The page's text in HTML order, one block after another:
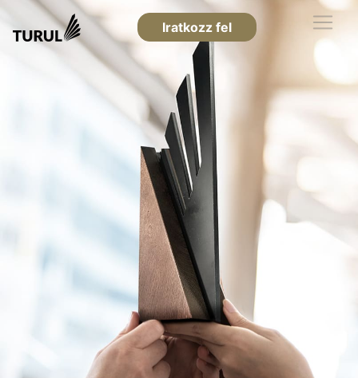
Iratkozz fel